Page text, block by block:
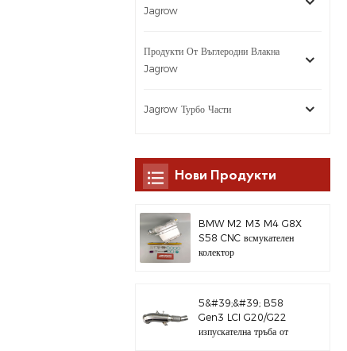
Jagrow
Продукти От Въглеродни Влакна
Jagrow
Jagrow Турбо Части
Нови Продукти
BMW M2 M3 M4 G8X
S58 CNC всмукателен
колектор
5&#39;&#39; B58
Gen3 LCI G20/G22
изпускателна тръба от